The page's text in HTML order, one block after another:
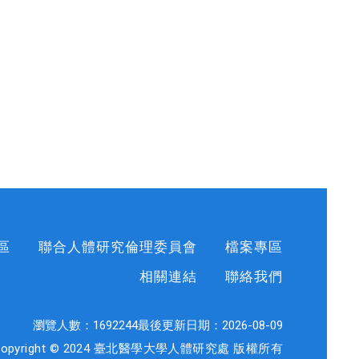
聯合人體研究倫理委員會
檔案專區
相關連結
聯絡我們
瀏覽人數： 1692244最後更新日期： 2026-08-09
© 2024 臺北醫學大學人體研究處 版權所有